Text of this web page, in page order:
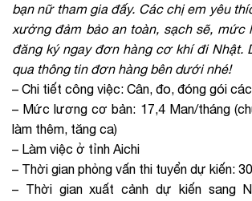
bạn nữ tham gia đấy. Các chị em yêu
xưởng đảm bảo an toàn, sạch sẽ, mức
đăng ký ngay đơn hàng cơ khí đi Nhật.
qua thông tin đơn hàng bên dưới nhé!
– Chi tiết công việc: Cân, đo, đóng gói
– Mức lương cơ bản: 17,4 Man/tháng
làm thêm, tăng ca)
– Làm việc ở tỉnh Aichi
– Thời gian phỏng vấn thi tuyển dự kiến:
– Thời gian xuất cảnh dự kiến sang